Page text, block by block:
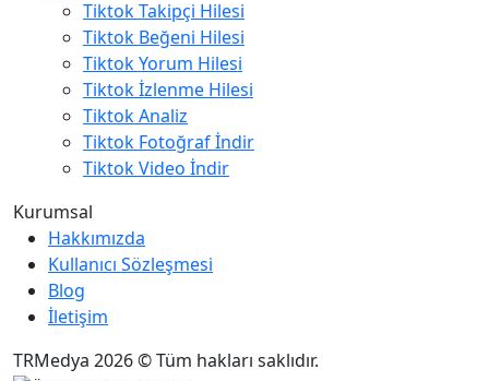
Tiktok Takipçi Hilesi
Tiktok Beğeni Hilesi
Tiktok Yorum Hilesi
Tiktok İzlenme Hilesi
Tiktok Analiz
Tiktok Fotoğraf İndir
Tiktok Video İndir
Kurumsal
Hakkımızda
Kullanıcı Sözleşmesi
Blog
İletişim
TRMedya 2026 © Tüm hakları saklıdır.